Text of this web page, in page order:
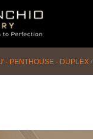
- PENTHOUSE - DUPLEX /